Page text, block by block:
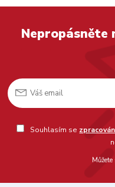
Nepropásněte
Souhlasím se